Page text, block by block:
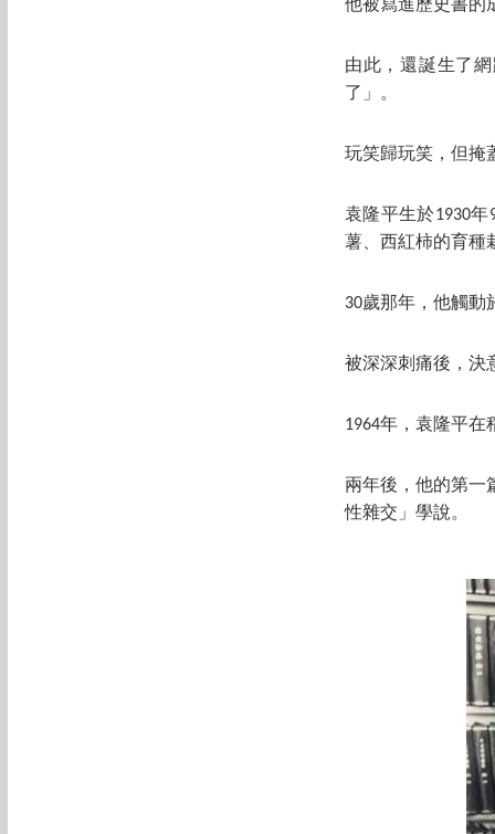
他被寫進歷史書的
由此，還誕生了
了」。
玩笑歸玩笑，但掩
袁隆平生於1930
薯、西紅柿的育種
30歲那年，他觸動
被深深刺痛後，決
1964年，袁隆平
兩年後，他的第一
性雜交」學說。